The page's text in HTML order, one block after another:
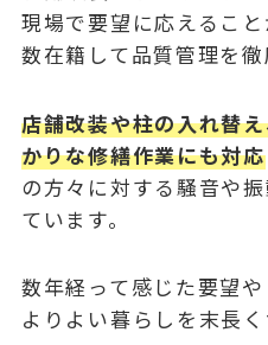
現場で要望に応えるこ
数在籍して品質管理を徹
店舗改装や柱の入れ替
かりな修繕作業にも対応
の方々に対する騒音や
ています。
数年経って感じた要望や
よりよい暮らしを末長く